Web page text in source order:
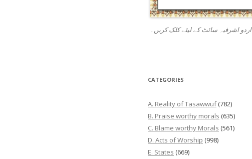
اردو اشرفیہ سائٹ کے لیئے کلک کریں۔
CATEGORIES
A. Reality of Tasawwuf(782)
B. Praise worthy morals (635)
C. Blame worthy Morals (561)
D. Acts of Worship (998)
E. States (669)